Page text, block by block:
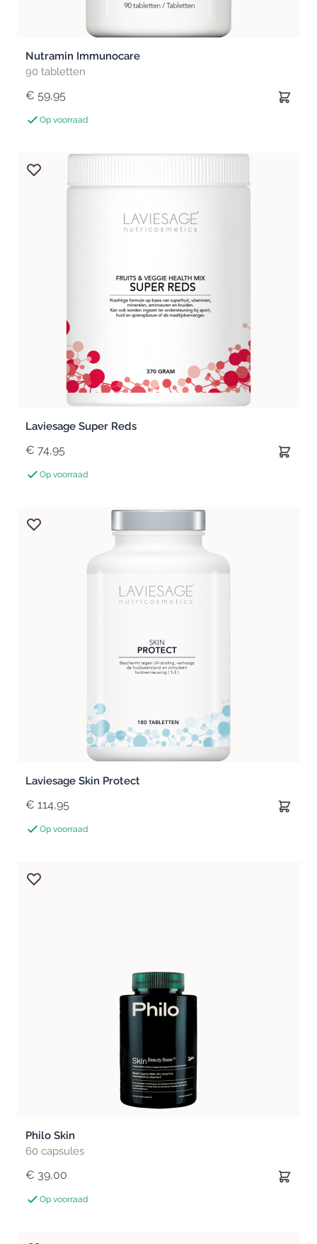
Nutramin Immunocare
90 tabletten
€ 59,95
Op voorraad
Laviesage Super Reds
€ 74,95
Op voorraad
Laviesage Skin Protect
€ 114,95
Op voorraad
Philo Skin
60 capsules
€ 39,00
Op voorraad